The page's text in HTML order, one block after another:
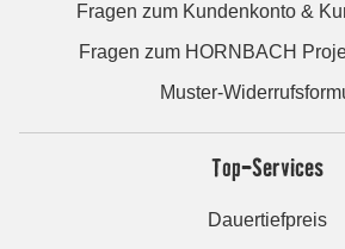
Fragen zum Kundenkonto &
Fragen zum HORNBACH
Muster-
Top-Services
Dauertiefpreis